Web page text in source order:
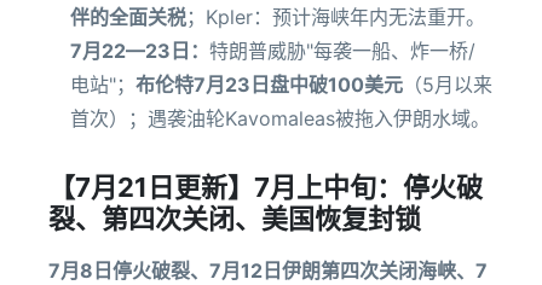
伴的全面关税；Kpler：预计海峡年内无法重开。
7月22—23日： 特朗普威胁"每袭一船、炸一桥/
电站"； 布伦特7月23日盘中破100美元 （5月以来
首次）；遇袭油轮Kavomaleas被拖入伊朗水域。
【7月21日更新】7月上中旬：停火破
裂、第四次关闭、美国恢复封锁
7月8日停火破裂、7月12日伊朗第四次关闭海峡、7